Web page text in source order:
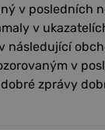
v posledních
v
následující
v
zprávy